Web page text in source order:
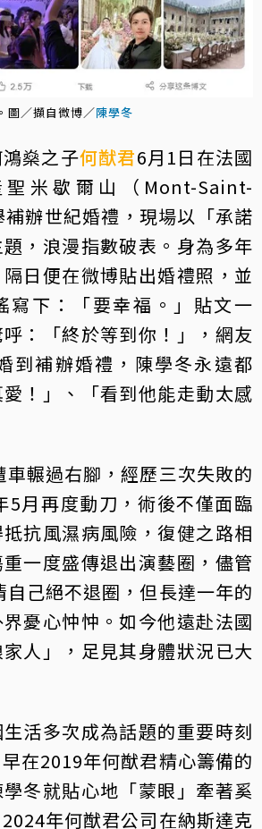
圖／擷自微博／陳學冬
燊之子何猷君6月1日在法國
米歇爾山（Mont-Saint-
辦世紀婚禮，現場以「承諾
，浪漫指數破表。身為多年
日便在微博貼出婚禮照，並
寫下：「要幸福。」貼文一
：「終於等到你！」，網友
到補辦婚禮，陳學冬永遠都
！」、「看到他能走動太感
輾過右腳，經歷三次失敗的
5月再度動刀，術後不僅面臨
抗風濕病風險，復健之路相
一度盛傳退出演藝圈，儘管
己絕不退圈，但長達一年的
憂心忡忡。如今他遠赴法國
人」，足見其身體狀況已大
活多次成為話題的重要時刻
在2019年何猷君精心籌備的
冬就貼心地「蒙眼」牽著奚
年何猷君公司在納斯達克